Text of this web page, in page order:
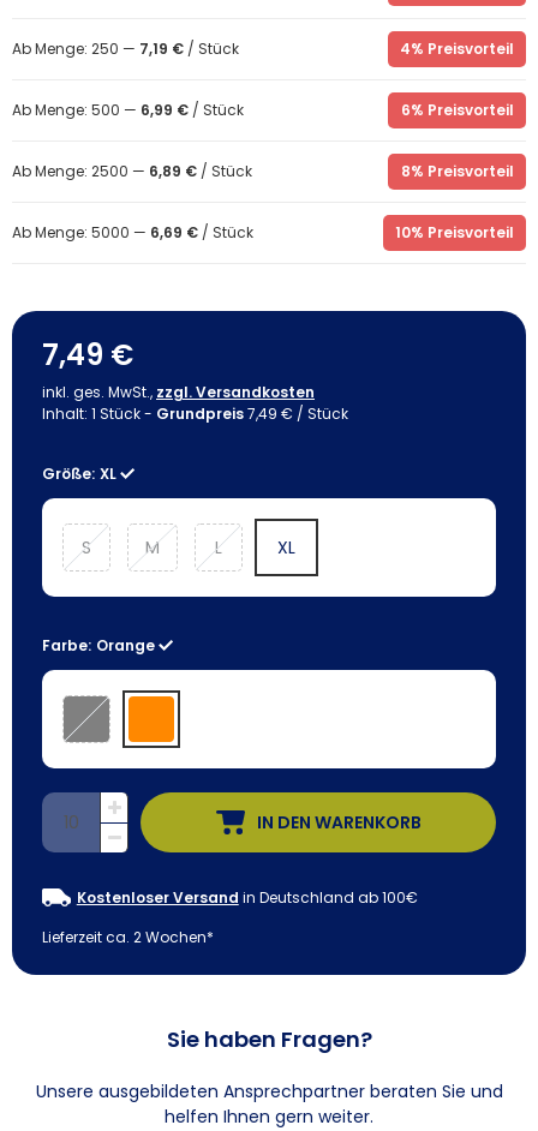
Ab Menge: 250 — 7,19 € / Stück 4% Preisvorteil
Ab Menge: 500 — 6,99 € / Stück 6% Preisvorteil
Ab Menge: 2500 — 6,89 € / Stück 8% Preisvorteil
Ab Menge: 5000 — 6,69 € / Stück 10% Preisvorteil
7,49 €
inkl. ges. MwSt., zzgl. Versandkosten
Inhalt: 1 Stück- Grundpreis7,49 € / Stück
Größe: XL
S M L XL
Farbe: Orange
IN DEN WARENKORB
Kostenloser Versand in Deutschland ab 100€
Lieferzeit ca. 2 Wochen*
Sie haben Fragen?
Unsere ausgebildeten Ansprechpartner beraten Sie und
helfen Ihnen gern weiter.